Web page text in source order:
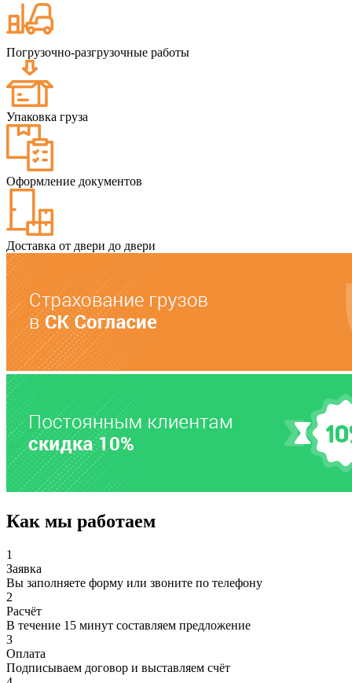
Погрузочно-разгрузочные работы
Упаковка груза
Оформление документов
Доставка от двери до двери
Как мы работаем
1
Заявка
Вы заполняете форму или звоните по телефону
2
Расчёт
В течение 15 минут составляем предложение
3
Оплата
Подписываем договор и выставляем счёт